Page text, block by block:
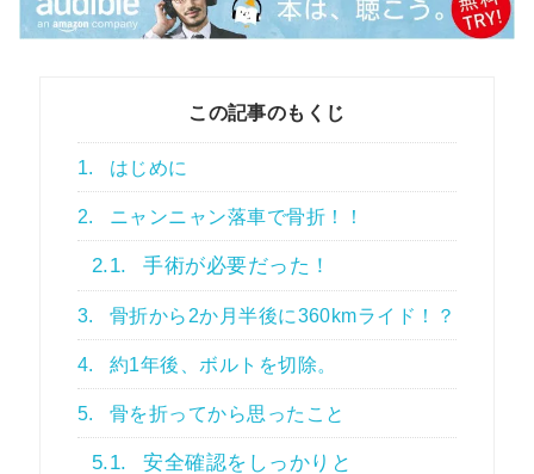
この記事のもくじ
1. はじめに
2. ニャンニャン落車で骨折！！
2.1. 手術が必要だった！
3. 骨折から2か月半後に360kmライド！？
4. 約1年後、ボルトを切除。
5. 骨を折ってから思ったこと
5.1. 安全確認をしっかりと